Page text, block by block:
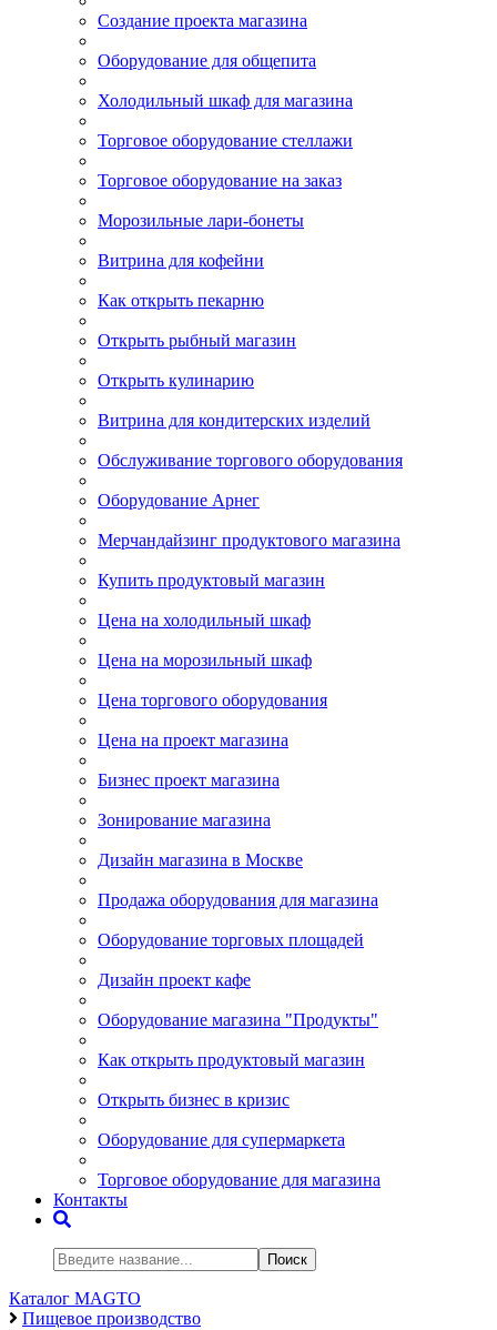
Создание проекта магазина
Оборудование для общепита
Холодильный шкаф для магазина
Торговое оборудование стеллажи
Торговое оборудование на заказ
Морозильные лари-бонеты
Витрина для кофейни
Как открыть пекарню
Открыть рыбный магазин
Открыть кулинарию
Витрина для кондитерских изделий
Обслуживание торгового оборудования
Оборудование Арнег
Мерчандайзинг продуктового магазина
Купить продуктовый магазин
Цена на холодильный шкаф
Цена на морозильный шкаф
Цена торгового оборудования
Цена на проект магазина
Бизнес проект магазина
Зонирование магазина
Дизайн магазина в Москве
Продажа оборудования для магазина
Оборудование торговых площадей
Дизайн проект кафе
Оборудование магазина "Продукты"
Как открыть продуктовый магазин
Открыть бизнес в кризис
Оборудование для супермаркета
Торговое оборудование для магазина
Контакты
Поиск
Каталог MAGTO
Пищевое производство